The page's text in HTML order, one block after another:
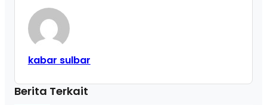
kabar sulbar
Berita Terkait